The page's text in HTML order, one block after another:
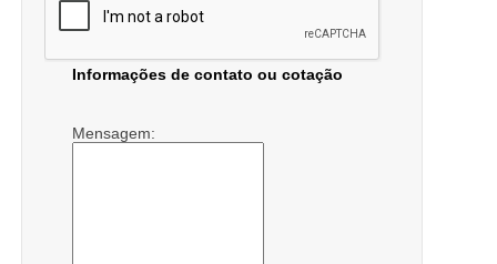
Informações de contato ou cotação
Mensagem: